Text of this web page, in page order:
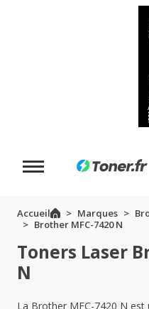
Accueil Marques
Brother MFC-7420 N
Toners Laser
N
La Brother MFC-7420 N